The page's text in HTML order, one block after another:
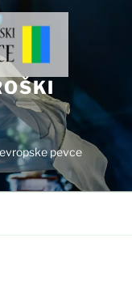
pevce